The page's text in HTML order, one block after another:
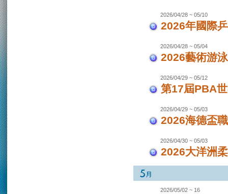
2026/04/28 ~ 05/10
2026年國際
2026/04/28 ~ 05/04
2026藝術游
2026/04/29 ~ 05/12
第17屆PBA
2026/04/29 ~ 05/03
2026海德盃
2026/04/30 ~ 05/03
2026大洋洲
2026/05/02 ~ 16